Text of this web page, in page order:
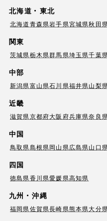
北海道・東北
北海道青森県岩手県宮城県秋田県
関東
茨城県栃木県群馬県埼玉県千葉
中部
新潟県富山県石川県福井県山梨
近畿
滋賀県京都府大阪府兵庫県奈良
中国
鳥取県島根県岡山県広島県山口県
四国
徳島県香川県愛媛県高知県
九州・沖縄
福岡県佐賀県長崎県熊本県大分